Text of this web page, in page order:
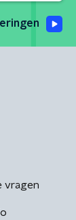
vragen